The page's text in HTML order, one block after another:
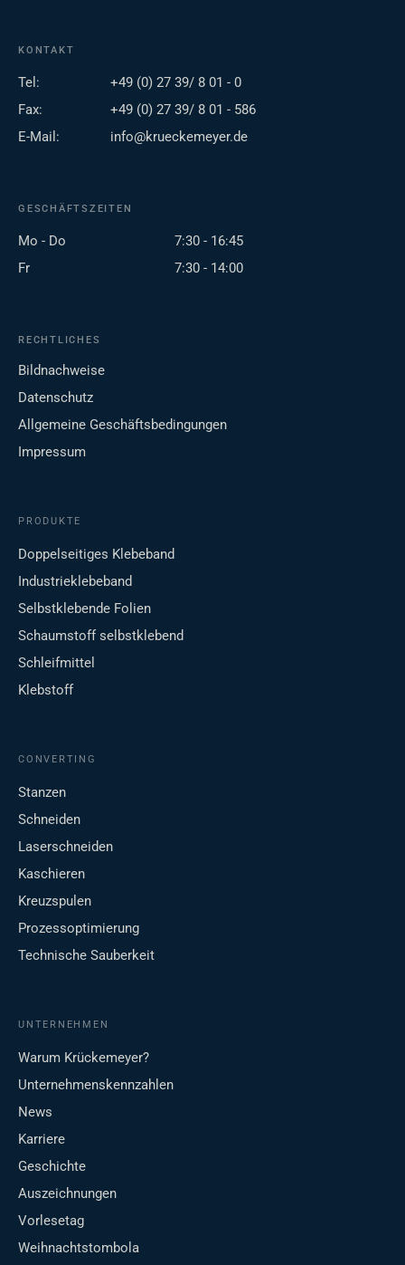
KONTAKT
Tel:
+49 (0) 27 39/ 8 01 - 0
Fax:
+49 (0) 27 39/ 8 01 - 586
E-Mail:
info@krueckemeyer.de
GESCHÄFTSZEITEN
Mo - Do
7:30 - 16:45
Fr
7:30 - 14:00
RECHTLICHES
Bildnachweise
Datenschutz
Allgemeine Geschäftsbedingungen
Impressum
PRODUKTE
Doppelseitiges Klebeband
Industrieklebeband
Selbstklebende Folien
Schaumstoff selbstklebend
Schleifmittel
Klebstoff
CONVERTING
Stanzen
Schneiden
Laserschneiden
Kaschieren
Kreuzspulen
Prozessoptimierung
Technische Sauberkeit
UNTERNEHMEN
Warum Krückemeyer?
Unternehmenskennzahlen
News
Karriere
Geschichte
Auszeichnungen
Vorlesetag
Weihnachtstombola